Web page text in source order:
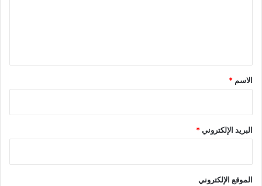
*
الاسم *
البريد الإلكتروني*
الموقع الإلكتروني